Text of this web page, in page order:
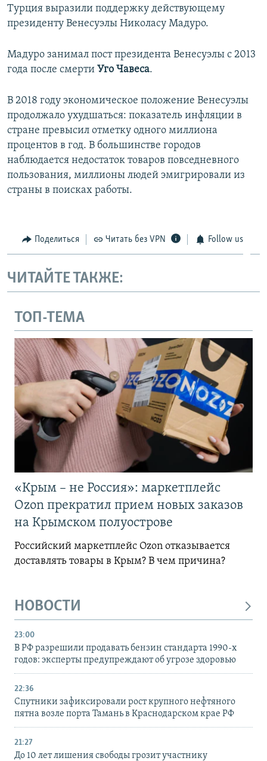
Турция выразили поддержку действующему
президенту Венесуэлы Николасу Мадуро.
Мадуро занимал пост президента Венесуэлы с 2013
года после смерти Уго Чавеса.
​В 2018 году экономическое положение Венесуэлы
продолжало ухудшаться: показатель инфляции в
стране превысил отметку одного миллиона
процентов в год. В большинстве городов
наблюдается недостаток товаров повседневного
пользования, миллионы людей эмигрировали из
страны в поисках работы.
Поделиться Читать без VPN Follow us
ЧИТАЙТЕ ТАКЖЕ:
ТОП-ТЕМА
«Крым – не Россия»: маркетплейс
Ozon прекратил прием новых заказов
на Крымском полуострове
Российский маркетплейс Ozon отказывается
доставлять товары в Крым? В чем причина?
НОВОСТИ
23:00
В РФ разрешили продавать бензин стандарта 1990-х
годов: эксперты предупреждают об угрозе здоровью
22:36
Спутники зафиксировали рост крупного нефтяного
пятна возле порта Тамань в Краснодарском крае РФ
21:27
До 10 лет лишения свободы грозит участнику